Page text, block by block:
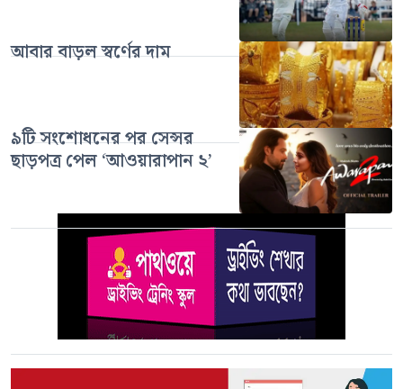
আবার বাড়ল স্বর্ণের দাম
৯টি সংশোধনের পর সেন্সর
ছাড়পত্র পেল ‘আওয়ারাপান ২’